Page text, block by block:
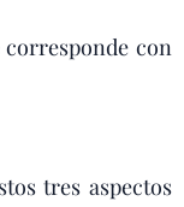
corresponde con
tres aspectos